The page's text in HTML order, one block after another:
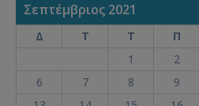
Σεπτέμβριος 2021
Δ Τ Τ Π
1
2
6
7 8 9